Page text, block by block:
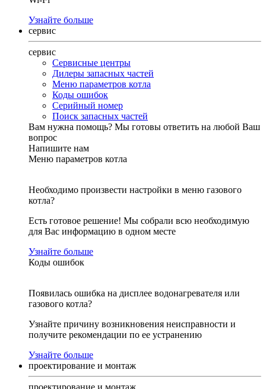
Узнайте больше
сервис
сервис
Сервисные центры
Дилеры запасных частей
Меню параметров котла
Коды ошибок
Серийный номер
Поиск запасных частей
Вам нужна помощь? Мы готовы ответить на любой Ваш
вопрос
Напишите нам
Меню параметров котла
Необходимо произвести настройки в меню газового
котла?
Есть готовое решение! Мы собрали всю необходимую
для Вас информацию в одном месте
Узнайте больше
Коды ошибок
Появилась ошибка на дисплее водонагревателя или
газового котла?
Узнайте причину возникновения неисправности и
получите рекомендации по ее устранению
Узнайте больше
проектирование и монтаж
проектирование и монтаж